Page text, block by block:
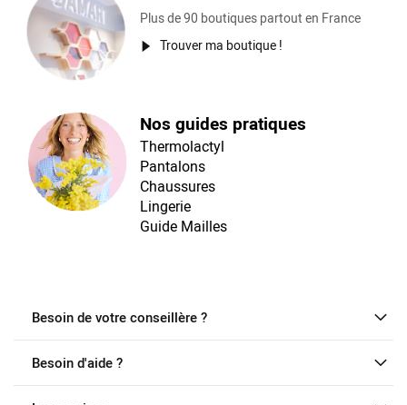
Plus de 90 boutiques partout en France
Trouver ma boutique !
Nos guides pratiques
Thermolactyl
Pantalons
Chaussures
Lingerie
Guide Mailles
Besoin de votre conseillère ?
Besoin d'aide ?